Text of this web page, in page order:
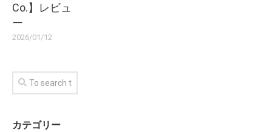
Co.】レビュ
ー
2026/01/12
カテゴリー